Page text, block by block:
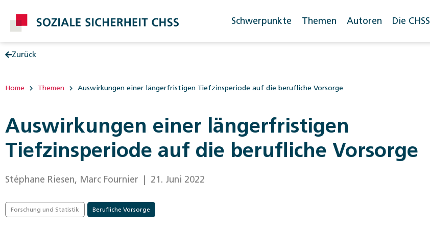
Schwerpunkte Themen Autoren Die CHSS
Zurück
Home Themen Auswirkungen einer längerfristigen Tiefzinsperiode auf die berufliche Vorsorge
Auswirkungen einer längerfristigen
Tiefzinsperiode auf die berufliche Vorsorge
Stéphane Riesen, Marc Fournier | 21. Juni 2022
Forschung und Statistik Berufliche Vorsorge